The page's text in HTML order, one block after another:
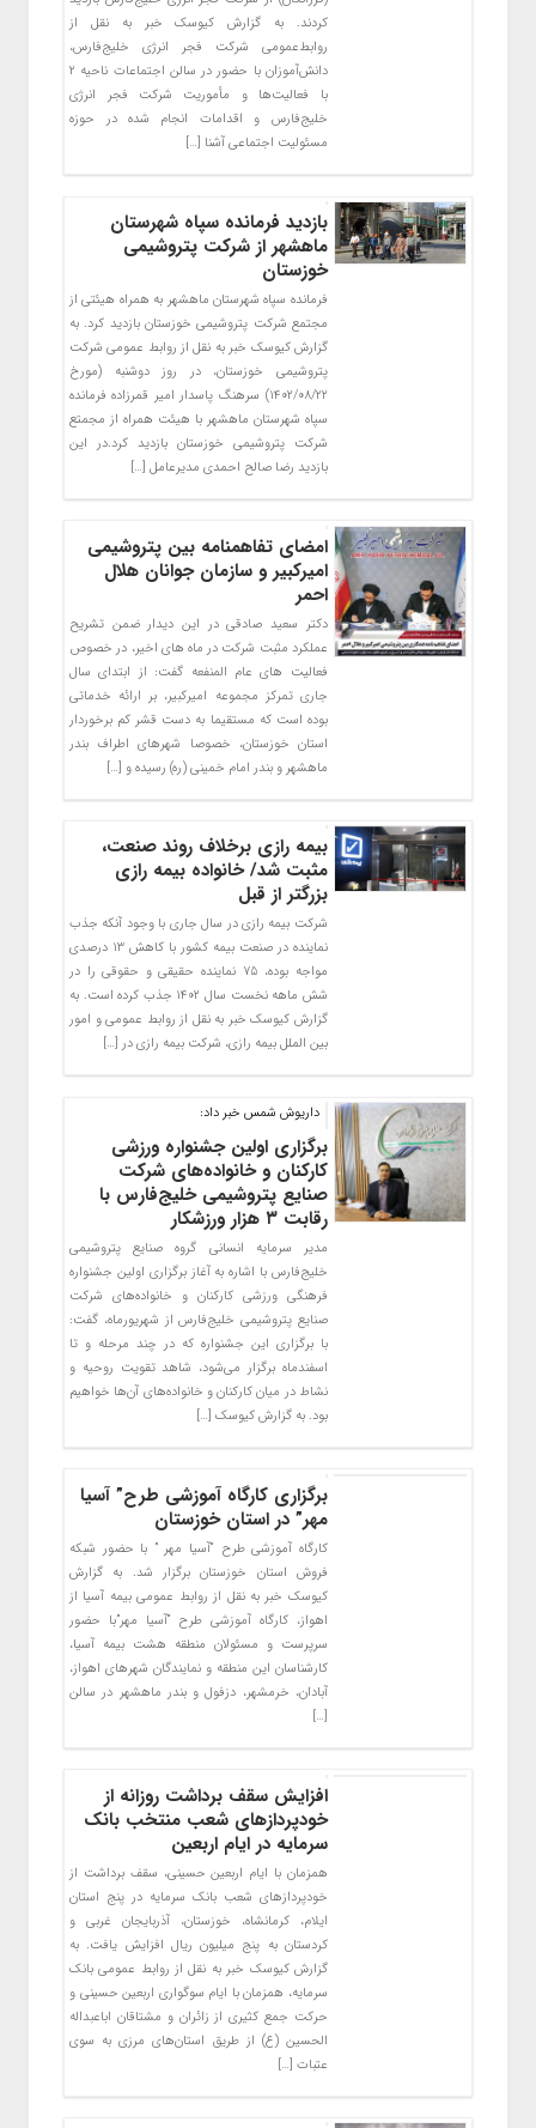
کردند. به گزارش کیوسک خبر به نقل از
روابط‌عمومی شرکت فجر انرژی خلیج‌فارس،
دانش‌آموزان با حضور در سالن اجتماعات ناحیه ۲
با فعالیت‌ها و مأموریت شرکت فجر انرژی
خلیج‌فارس و اقدامات انجام شده در حوزه
مسئولیت اجتماعی آشنا […]
بازدید فرمانده سپاه شهرستان
ماهشهر از شرکت پتروشیمی
خوزستان
فرمانده سپاه شهرستان ماهشهر به همراه هیئتی از
مجتمع شرکت پتروشیمی خوزستان بازدید کرد. به
گزارش کیوسک خبر به نقل از روابط عمومی شرکت
پتروشیمی خوزستان، در روز دوشنبه (مورخ
۱۴۰۲/۰۸/۲۲) سرهنگ پاسدار امیر قمرزاده فرمانده
سپاه شهرستان ماهشهر با هیئت همراه از مجمتع
شرکت پتروشیمی خوزستان بازدید کرد.در این
بازدید رضا صالح احمدی مدیرعامل […]
امضای تفاهمنامه بین پتروشیمی
امیرکبیر و سازمان جوانان هلال
احمر
دکتر سعید صادقی در این دیدار ضمن تشریح
عملکرد مثبت شرکت در ماه های اخیر، در خصوص
فعالیت های عام المنفعه گفت: از ابتدای سال
جاری تمرکز مجموعه امیرکبیر، بر ارائه خدماتی
بوده است که مستقیما به دست قشر کم برخوردار
استان خوزستان، خصوصا شهرهای اطراف بندر
ماهشهر و بندر امام خمینی (ره) رسیده و […]
بیمه رازی برخلاف روند صنعت،
مثبت شد/ خانواده بیمه رازی
بزرگتر از قبل
شرکت بیمه رازی در سال جاری با وجود آنکه جذب
نماینده در صنعت بیمه کشور با کاهش ۱۳ درصدی
مواجه بوده، ۷۵ نماینده حقیقی و حقوقی را در
شش ماهه نخست سال ۱۴۰۲ جذب کرده است. به
گزارش کیوسک خبر به نقل از روابط عمومی و امور
بین الملل بیمه رازی، شرکت بیمه رازی در […]
داریوش شمس خبر داد:
برگزاری اولین جشنواره ورزشی
کارکنان و خانواده‌های شرکت
صنایع پتروشیمی خلیج‌فارس با
رقابت ۳ هزار ورزشکار
مدیر سرمایه انسانی گروه صنایع پتروشیمی
خلیج‌فارس با اشاره به آغاز برگزاری اولین جشنواره
فرهنگی ورزشی کارکنان و خانواده‌های شرکت
صنایع پتروشیمی خلیج‌فارس از شهریورماه، گفت:
با برگزاری این جشنواره که در چند مرحله و تا
اسفندماه برگزار می‌شود، شاهد تقویت روحیه و
نشاط در میان کارکنان و خانواده‌های آن‌ها خواهیم
بود. به گزارش کیوسک […]
برگزاری کارگاه آموزشی طرح” آسیا
مهر” در استان خوزستان
کارگاه آموزشی طرح “آسیا مهر ” با حضور شبکه
فروش استان خوزستان برگزار شد. به گزارش
کیوسک خبر به نقل از روابط عمومی بیمه آسیا از
اهواز، کارگاه آموزشی طرح “آسیا مهر”با حضور
سرپرست و مسئولان منطقه هشت بیمه آسیا،
کارشناسان این منطقه و نمایندگان شهرهای اهواز،
آبادان، خرمشهر، دزفول و بندر ماهشهر در سالن
[…]
افزایش سقف برداشت روزانه از
خودپردازهای شعب منتخب بانک
سرمایه در ایام اربعین
همزمان با ایام اربعین حسینی، سقف برداشت از
خودپردازهای شعب بانک سرمایه در پنج استان
ایلام، کرمانشاه، خوزستان، آذربایجان غربی و
کردستان به پنج میلیون ریال افزایش یافت. به
گزارش کیوسک خبر به نقل از روابط عمومی بانک
سرمایه، همزمان با ایام سوگواری اربعین حسینی و
حرکت جمع کثیری از زائران و مشتاقان اباعبداله
الحسین (ع) از طریق استان‌های مرزی به سوی
عتبات […]